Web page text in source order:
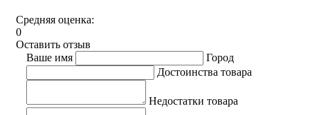
Средняя оценка:
0
Оставить отзыв
Ваше имя
Город
Достоинства товара
Недостатки товара